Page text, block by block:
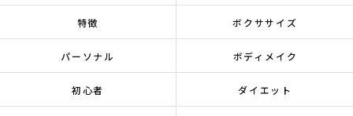
特徴 ボクササイズ
パーソナル ボディメイク
初心者 ダイエット